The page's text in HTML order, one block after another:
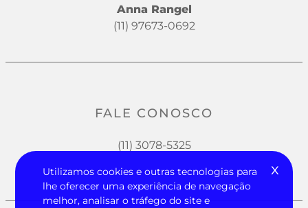
x
Utilizamos cookies e outras tecnologias para
lhe oferecer uma experiência de navegação
melhor, analisar o tráfego do site e
Anna Rangel
(11) 97673-0692
FALE CONOSCO
(11) 3078-5325